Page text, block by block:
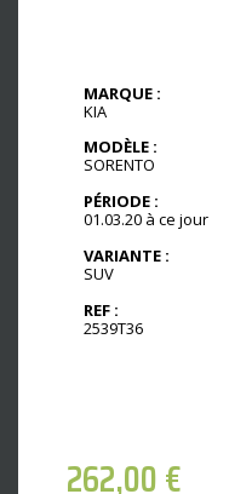
MARQUE :
KIA
MODÈLE :
SORENTO
PÉRIODE :
01.03.20 à ce jour
VARIANTE :
SUV
REF :
2539T36
262,00€